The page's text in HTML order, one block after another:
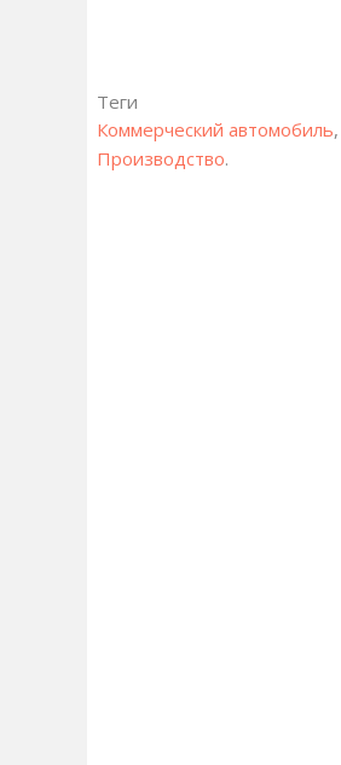
Теги
Коммерческий автомобиль,
Производство.